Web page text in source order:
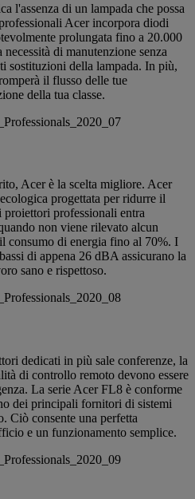
l'assenza di un lampada che possa
Acer incorpora diodi
prolungata fino a 20.000
di manutenzione senza
sostituzioni della lampada. In più,
il flusso delle tue
della tua classe.
Acer è la scelta migliore. Acer
progettata per ridurre il
professionali entra
non viene rilevato alcun
consumo di energia fino al 70%. I
di appena 26 dBA assicurano la
sano e rispettoso.
dedicati in più sale conferenze, la
di controllo remoto devono essere
La serie Acer FL8 è conforme
dei principali fornitori di sistemi
Ciò consente una perfetta
e un funzionamento semplice.